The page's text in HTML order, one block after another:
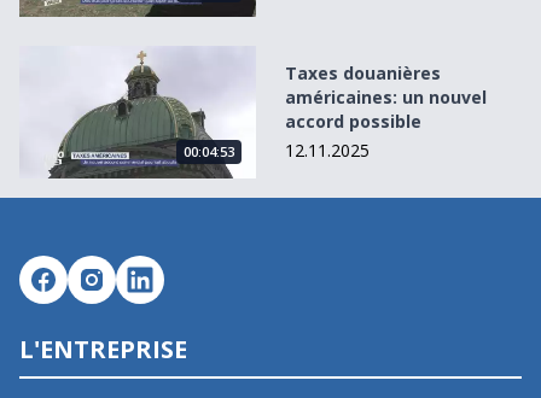
Taxes douanières américaines: un nouvel accord possible
00:04:53
Taxes douanières
américaines: un nouvel
accord possible
12.11.2025
L'ENTREPRISE